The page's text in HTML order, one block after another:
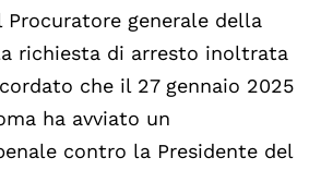
generale della
richiesta di arresto inoltrata
che il 27 gennaio 2025
ha avviato un
contro la Presidente del